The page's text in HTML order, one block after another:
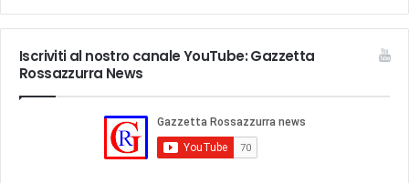
Iscriviti al nostro canale YouTube: Gazzetta
Rossazzurra News